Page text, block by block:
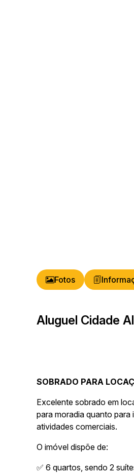
Fotos
Aluguel Cidade
SOBRADO PARA
Excelente sobrado em
para moradia quanto
atividades comerciais.
O imóvel dispõe de:
✅ 6 quartos, sendo 2